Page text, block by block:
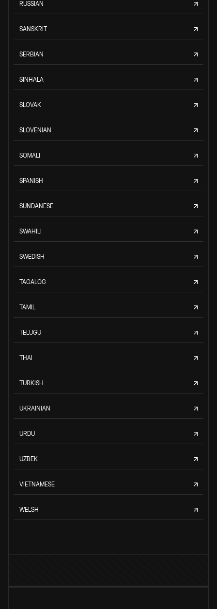
RUSSIAN
SANSKRIT
SERBIAN
SINHALA
SLOVAK
SLOVENIAN
SOMALI
SPANISH
SUNDANESE
SWAHILI
SWEDISH
TAGALOG
TAMIL
TELUGU
THAI
TURKISH
UKRAINIAN
URDU
UZBEK
VIETNAMESE
WELSH